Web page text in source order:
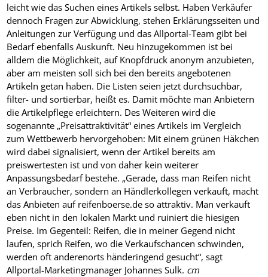
leicht wie das Suchen eines Artikels selbst. Haben Verkäufer
dennoch Fragen zur Abwicklung, stehen Erklärungsseiten und
Anleitungen zur Verfügung und das Allportal-Team gibt bei
Bedarf ebenfalls Auskunft. Neu hinzugekommen ist bei
alldem die Möglichkeit, auf Knopfdruck anonym anzubieten,
aber am meisten soll sich bei den bereits angebotenen
Artikeln getan haben. Die Listen seien jetzt durchsuchbar,
filter- und sortierbar, heißt es. Damit möchte man Anbietern
die Artikelpflege erleichtern. Des Weiteren wird die
sogenannte „Preisattraktivität“ eines Artikels im Vergleich
zum Wettbewerb hervorgehoben: Mit einem grünen Häkchen
wird dabei signalisiert, wenn der Artikel bereits am
preiswertesten ist und von daher kein weiterer
Anpassungsbedarf bestehe. „Gerade, dass man Reifen nicht
an Verbraucher, sondern an Händlerkollegen verkauft, macht
das Anbieten auf reifenboerse.de so attraktiv. Man verkauft
eben nicht in den lokalen Markt und ruiniert die hiesigen
Preise. Im Gegenteil: Reifen, die in meiner Gegend nicht
laufen, sprich Reifen, wo die Verkaufschancen schwinden,
werden oft anderenorts händeringend gesucht“, sagt
Allportal-Marketingmanager Johannes Sulk. cm